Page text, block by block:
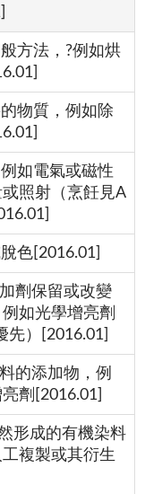
方法，?例如烘
物質，例如除
如電氣或磁性
照射（烹飪見A
色[2016.01]
劑保留或改變
如光學增亮劑
先）[2016.01]
的添加物，例
劑[2016.01]
形成的有機染料
複製或其衍生